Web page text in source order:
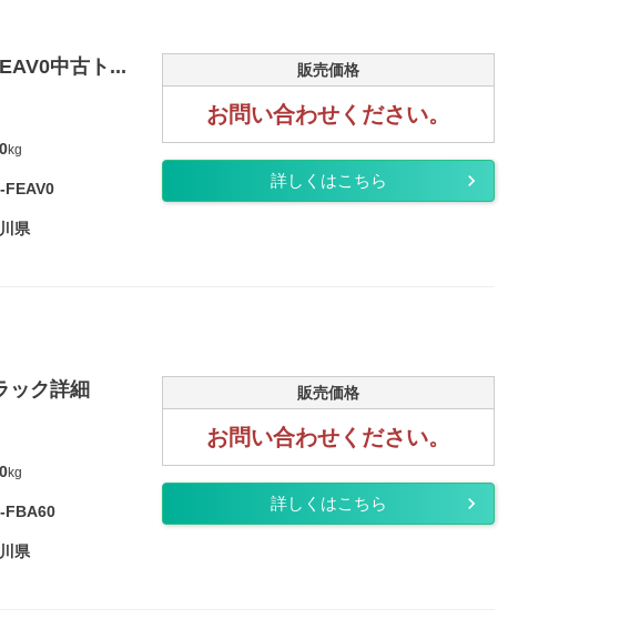
中古ト...
kg
FEAV0
県
販売価格
お問い合わせください。
詳しくはこちら
ック詳細
kg
FBA60
県
販売価格
お問い合わせください。
詳しくはこちら